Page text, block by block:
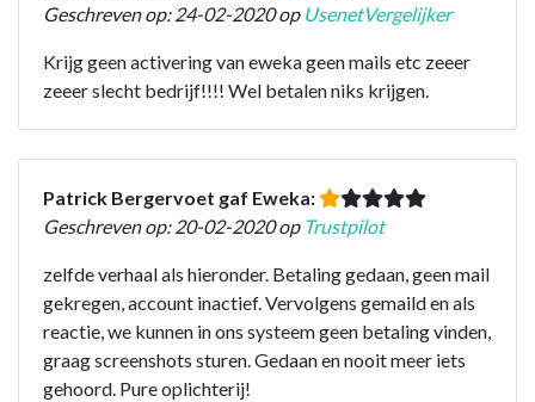
Geschreven op: 24-02-2020 op UsenetVergelijker
Krijg geen activering van eweka geen mails etc zeeer
zeeer slecht bedrijf!!!! Wel betalen niks krijgen.
Patrick Bergervoet gaf Eweka:
Geschreven op: 20-02-2020 op Trustpilot
zelfde verhaal als hieronder. Betaling gedaan, geen mail
gekregen, account inactief. Vervolgens gemaild en als
reactie, we kunnen in ons systeem geen betaling vinden,
graag screenshots sturen. Gedaan en nooit meer iets
gehoord. Pure oplichterij!